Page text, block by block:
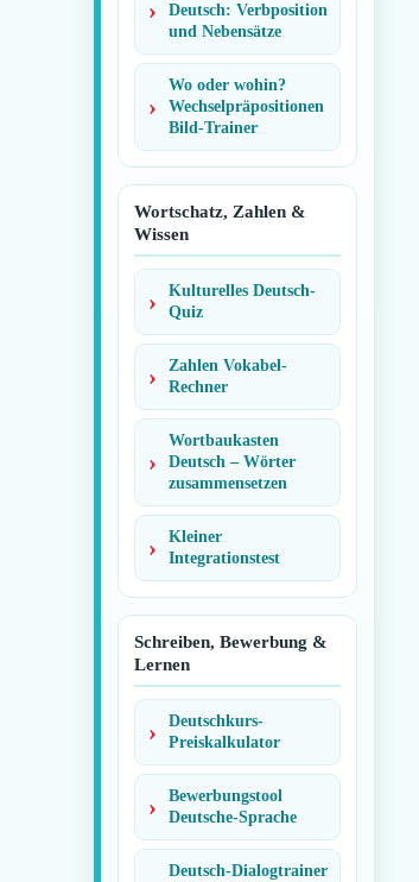
Deutsch: Verbposition
und Nebensätze
Wo oder wohin?
Wechselpräpositionen
Bild-Trainer
Wortschatz, Zahlen &
Wissen
Kulturelles Deutsch-
Quiz
Zahlen Vokabel-
Rechner
Wortbaukasten
Deutsch – Wörter
zusammensetzen
Kleiner
Integrationstest
Schreiben, Bewerbung &
Lernen
Deutschkurs-
Preiskalkulator
Bewerbungstool
Deutsche-Sprache
Deutsch-Dialogtrainer